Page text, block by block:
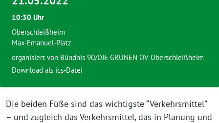
Die beiden Füße sind das wichtigste “Verkehrsmittel”
– und zugleich das Verkehrsmittel, das in Planung und
10:30 Uhr
Oberschleißheim
Max-Emanuel-Platz
organisiert von Bündnis 90/DIE GRÜNEN OV Oberschleißheim
Download als ics-Datei